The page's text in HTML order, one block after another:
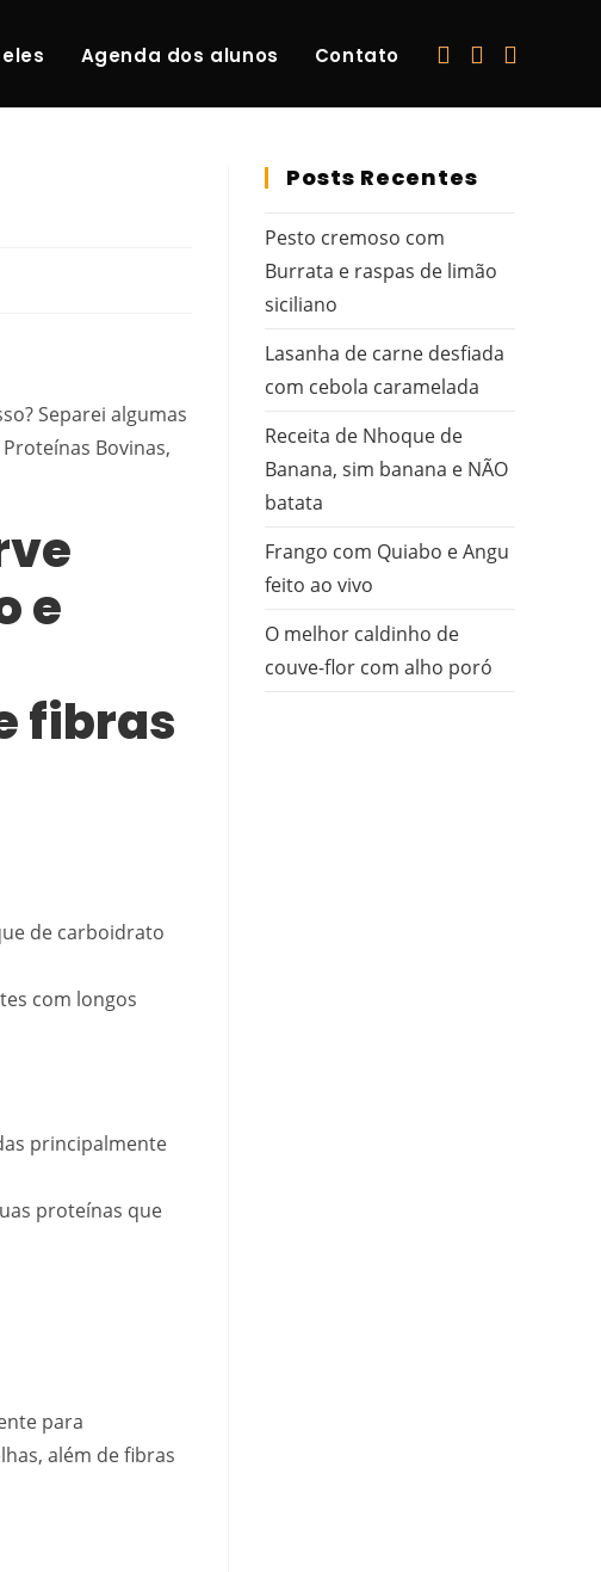
Agenda dos alunos Contato
Separei algumas
Bovinas,
e
fibras
de carboidrato
com longos
principalmente
proteínas que
para
além de fibras
Posts Recentes
Pesto cremoso com
Burrata e raspas de limão
siciliano
Lasanha de carne desfiada
com cebola caramelada
Receita de Nhoque de
Banana, sim banana e NÃO
batata
Frango com Quiabo e Angu
feito ao vivo
O melhor caldinho de
couve-flor com alho poró